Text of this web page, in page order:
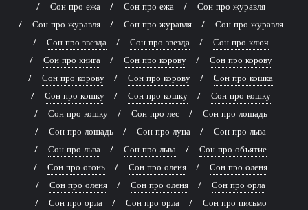
Сон про ежа
Сон про ежа
Сон про журавля
Сон про журавля
Сон про журавля
Сон про журавля
Сон про звезда
Сон про звезда
Сон про ключ
Сон про книга
Сон про корову
Сон про корову
Сон про корову
Сон про корову
Сон про кошка
Сон про кошку
Сон про кошку
Сон про кошку
Сон про кошку
Сон про лес
Сон про лошадь
Сон про лошадь
Сон про луна
Сон про льва
Сон про льва
Сон про льва
Сон про объятие
Сон про огонь
Сон про оленя
Сон про оленя
Сон про оленя
Сон про оленя
Сон про орла
Сон про орла
Сон про орла
Сон про письмо